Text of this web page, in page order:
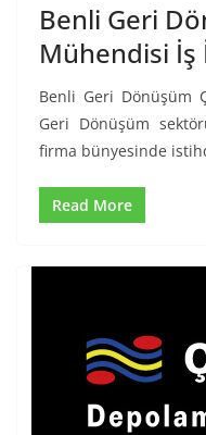
Benli Geri
Mühendisi İş
Benli Geri Dönüşüm
Geri Dönüşüm
firma bünyesinde
Read More